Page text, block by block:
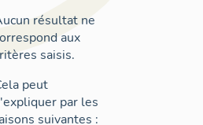
résultat ne
aux
saisis.
peut
par les
suivantes :